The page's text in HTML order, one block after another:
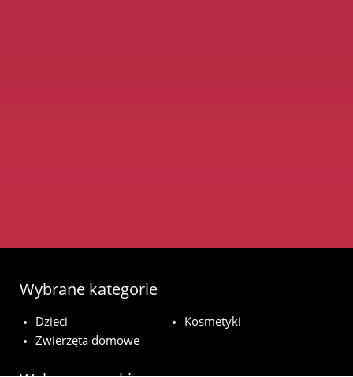
Wybrane kategorie
Dzieci
Kosmetyki
Zwierzęta domowe